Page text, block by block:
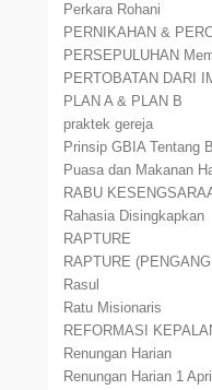
Perkara Rohani
PERNIKAHAN &
PERSEPULUHAN
PERTOBATAN DARI
PLAN A & PLAN B
praktek gereja
Prinsip GBIA Tentang
Puasa dan Makanan
RABU
Rahasia Disingkapkan
RAPTURE
RAPTURE
Rasul
Ratu Misionaris
REFORMASI
Renungan Harian
Renungan Harian 1 April